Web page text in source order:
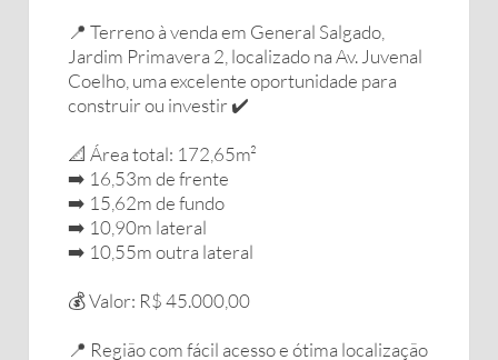
📍 Terreno à venda em General Salgado,
Jardim Primavera 2, localizado na Av. Juvenal
Coelho, uma excelente oportunidade para
construir ou investir ✔️
📐 Área total: 172,65m²
➡️ 16,53m de frente
➡️ 15,62m de fundo
➡️ 10,90m lateral
➡️ 10,55m outra lateral
💰 Valor: R$ 45.000,00
📍 Região com fácil acesso e ótima localização